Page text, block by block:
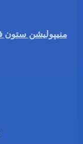
منیپولیشن ستون